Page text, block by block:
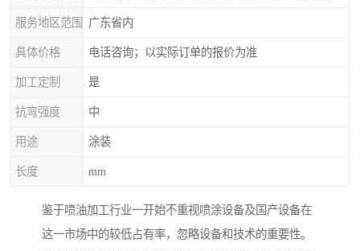
服务地区范围 广东省内
具体价格 电话咨询；以实际订单的报价为准
加工定制 是
抗弯强度 中
用途 涂装
长度 mm
鉴于喷油加工行业一开始不重视喷涂设备及国产设备在
这一市场中的较低占有率，忽略设备和技术的重要性。